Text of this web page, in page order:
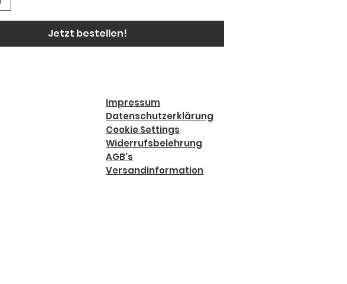
Jetzt bestellen!
Impressum
Datenschutzerklärung
Cookie Settings
Widerrufsbelehrung
AGB's
Versandinformation